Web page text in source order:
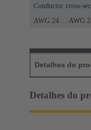
Conductor cross-
AWG 24 ... AWG
Detalhes do
Detalhes do